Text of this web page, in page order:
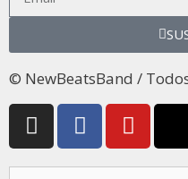
© NewBeatsBand /